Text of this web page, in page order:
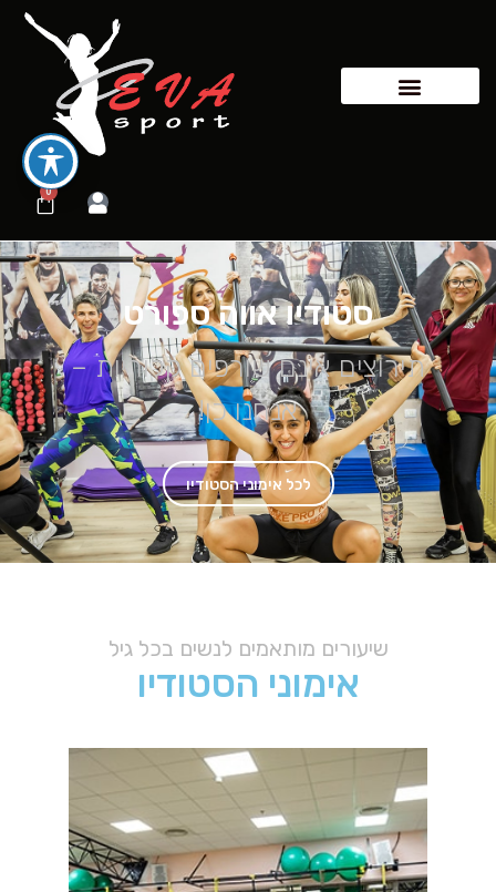
0
סטודיו אווה ספורט
תירוצים אינם שורפים קלוריות –
אנחנו כן!
לכל אימוני הסטודיו
שיעורים מותאמים לנשים בכל גיל
אימוני הסטודיו